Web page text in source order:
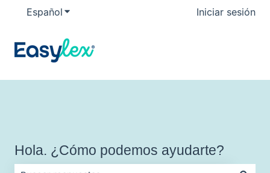
Español Traducciones de Mostrar submenú de
Iniciar sesión
Hola. ¿Cómo podemos ayudarte?